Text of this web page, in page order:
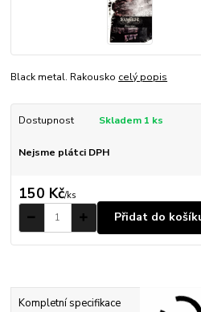
Black metal. Rakousko celý popis
Dostupnost Skladem 1 ks
Nejsme plátci DPH
150 Kč/ks
Přidat do
Kompletní specifikace